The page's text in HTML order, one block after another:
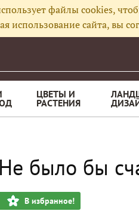
файлы cookies,
использование сайта, вы
ЦВЕТЫ И
РАСТЕНИЯ
Не было бы
В избранное!